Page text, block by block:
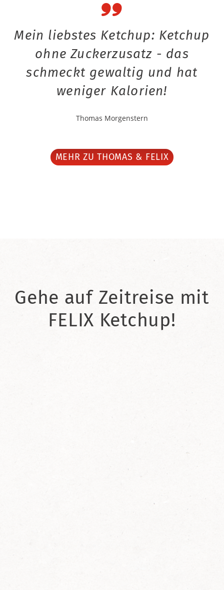
Mein liebstes Ketchup: Ketchup
ohne Zuckerzusatz - das
schmeckt gewaltig und hat
weniger Kalorien!
Thomas Morgenstern
MEHR ZU THOMAS & FELIX
Gehe auf Zeitreise mit
FELIX Ketchup!